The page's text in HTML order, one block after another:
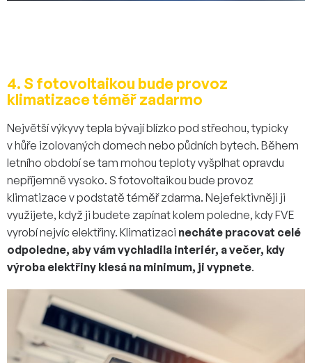
4. S fotovoltaikou bude provoz
klimatizace téměř zadarmo
Největší výkyvy tepla bývají blízko pod střechou, typicky
v hůře izolovaných domech nebo půdních bytech. Během
letního období se tam mohou teploty vyšplhat opravdu
nepříjemně vysoko. S fotovoltaikou bude provoz
klimatizace v podstatě téměř zdarma. Nejefektivněji ji
využijete, když ji budete zapínat kolem poledne, kdy FVE
vyrobí nejvíc elektřiny. Klimatizaci necháte pracovat celé
odpoledne, aby vám vychladila interiér, a večer, kdy
výroba elektřiny klesá na minimum, ji vypnete.